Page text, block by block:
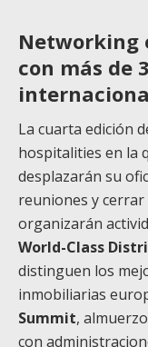
Networking
con más de
La cuarta edición
hospitalities en la
desplazarán su
reuniones y cerrar
organizarán
World-Class
distinguen los
inmobiliarias
Summit,
con